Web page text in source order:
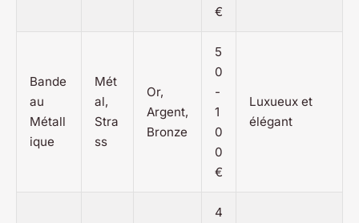
€
Bande
au
Métall
ique
Mét
al,
Stra
ss
Or,
Argent,
Bronze
5
0
-
1
0
0
€
Luxueux et
élégant
4